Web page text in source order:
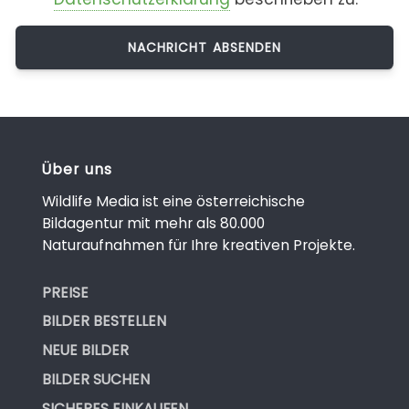
Über uns
Wildlife Media ist eine österreichische
Bildagentur mit mehr als 80.000
Naturaufnahmen für Ihre kreativen Projekte.
PREISE
BILDER BESTELLEN
NEUE BILDER
BILDER SUCHEN